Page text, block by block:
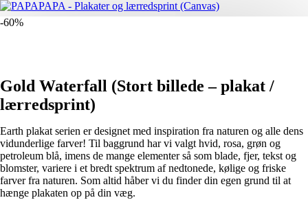
-60%
Gold Waterfall (Stort billede – plakat /
lærredsprint)
Earth plakat serien er designet med inspiration fra naturen og alle dens
vidunderlige farver! Til baggrund har vi valgt hvid, rosa, grøn og
petroleum blå, imens de mange elementer så som blade, fjer, tekst og
blomster, variere i et bredt spektrum af nedtonede, kølige og friske
farver fra naturen. Som altid håber vi du finder din egen grund til at
hænge plakaten op på din væg.